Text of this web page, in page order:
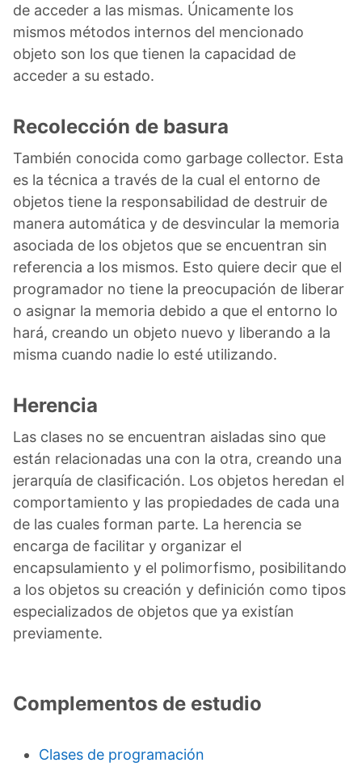
de acceder a las mismas. Únicamente los
mismos métodos internos del mencionado
objeto son los que tienen la capacidad de
acceder a su estado.
Recolección de basura
También conocida como garbage collector. Esta
es la técnica a través de la cual el entorno de
objetos tiene la responsabilidad de destruir de
manera automática y de desvincular la memoria
asociada de los objetos que se encuentran sin
referencia a los mismos. Esto quiere decir que el
programador no tiene la preocupación de liberar
o asignar la memoria debido a que el entorno lo
hará, creando un objeto nuevo y liberando a la
misma cuando nadie lo esté utilizando.
Herencia
Las clases no se encuentran aisladas sino que
están relacionadas una con la otra, creando una
jerarquía de clasificación. Los objetos heredan el
comportamiento y las propiedades de cada una
de las cuales forman parte. La herencia se
encarga de facilitar y organizar el
encapsulamiento y el polimorfismo, posibilitando
a los objetos su creación y definición como tipos
especializados de objetos que ya existían
previamente.
Complementos de estudio
Clases de programación